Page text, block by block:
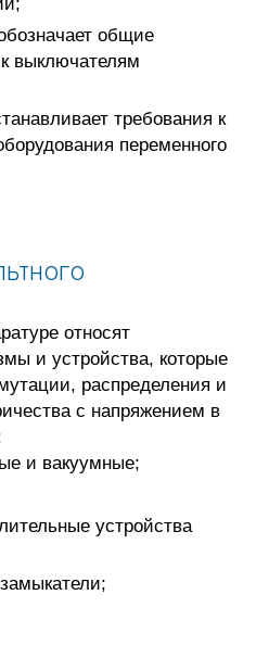
общие
выключателям
требования к
переменного
относят
и устройства, которые
распределения и
с напряжением в
и вакуумные;
устройства